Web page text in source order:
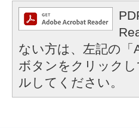
ない方は、左記の
ボタンをクリック
ルしてください。